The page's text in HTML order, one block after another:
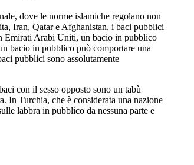
dove le norme islamiche regolano non
Iran, Qatar e Afghanistan, i baci pubblici
Emirati Arabi Uniti, un bacio in pubblico
bacio in pubblico può comportare una
pubblici sono assolutamente
con il sesso opposto sono un tabù
In Turchia, che è considerata una nazione
labbra in pubblico da nessuna parte e